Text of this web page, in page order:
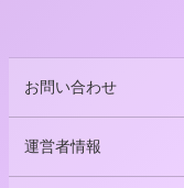
お問い合わせ
運営者情報